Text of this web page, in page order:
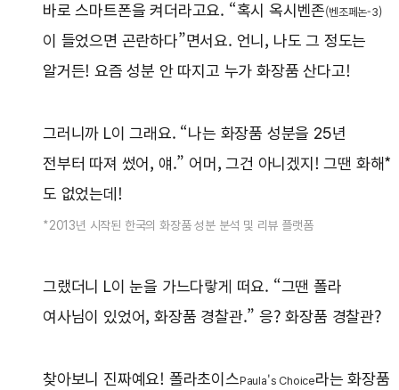
바로 스마트폰을 켜더라고요. “혹시 옥시벤존(벤조페논-3)
이 들었으면 곤란하다”면서요. 언니, 나도 그 정도는
알거든! 요즘 성분 안 따지고 누가 화장품 산다고!
그러니까 L이 그래요. “나는 화장품 성분을 25년
전부터 따져 썼어, 얘.” 어머, 그건 아니겠지! 그땐 화해*
도 없었는데!
*2013년 시작된 한국의 화장품 성분 분석 및 리뷰 플랫폼
그랬더니 L이 눈을 가느다랗게 떠요. “그땐 폴라
여사님이 있었어, 화장품 경찰관.” 응? 화장품 경찰관?
찾아보니 진짜예요! 폴라초이스Paula's Choice라는 화장품